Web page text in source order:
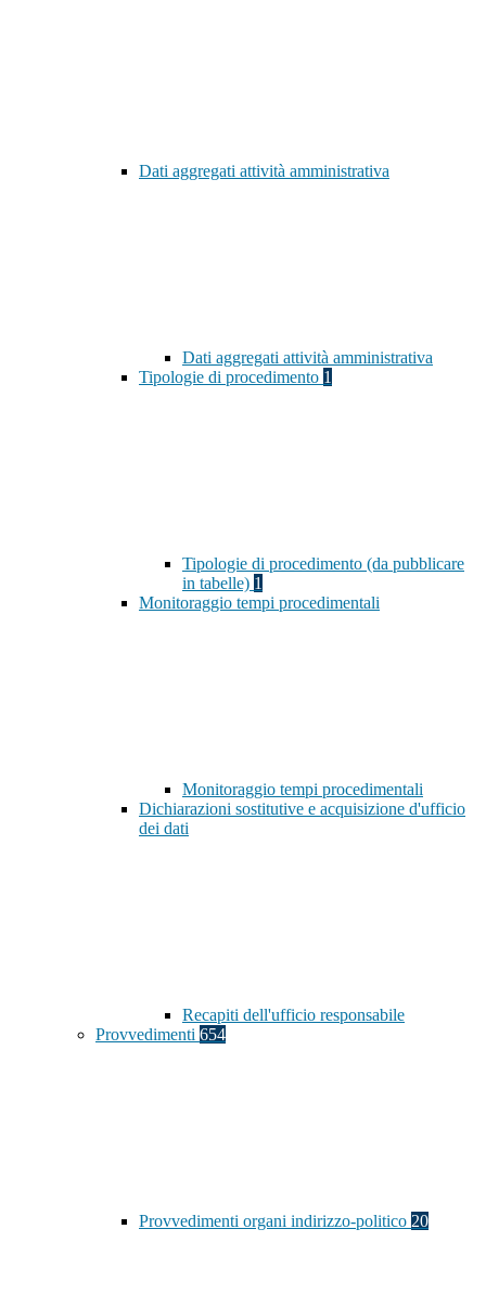
Dati aggregati attività amministrativa
Dati aggregati attività amministrativa
Tipologie di procedimento 1
Tipologie di procedimento (da pubblicare
in tabelle) 1
Monitoraggio tempi procedimentali
Monitoraggio tempi procedimentali
Dichiarazioni sostitutive e acquisizione d'ufficio
dei dati
Recapiti dell'ufficio responsabile
Provvedimenti 654
Provvedimenti organi indirizzo-politico 20